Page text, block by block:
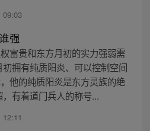
09:03
强
富贵和东方月初的实力强弱需
拥有纯质阳炎、可以控制空间
他的纯质阳炎是东方灵族的绝
有着道门兵人的称号...